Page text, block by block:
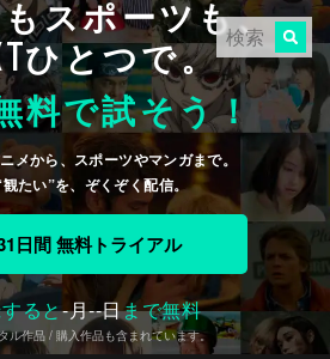
もスポーツも、
ひとつで。
料で試そう！
メから、スポーツやマンガまで。
たい”を、ぞくぞく配信。
日間 無料トライアル
ると-月--日まで無料
作品 / 購入作品も含まれています。